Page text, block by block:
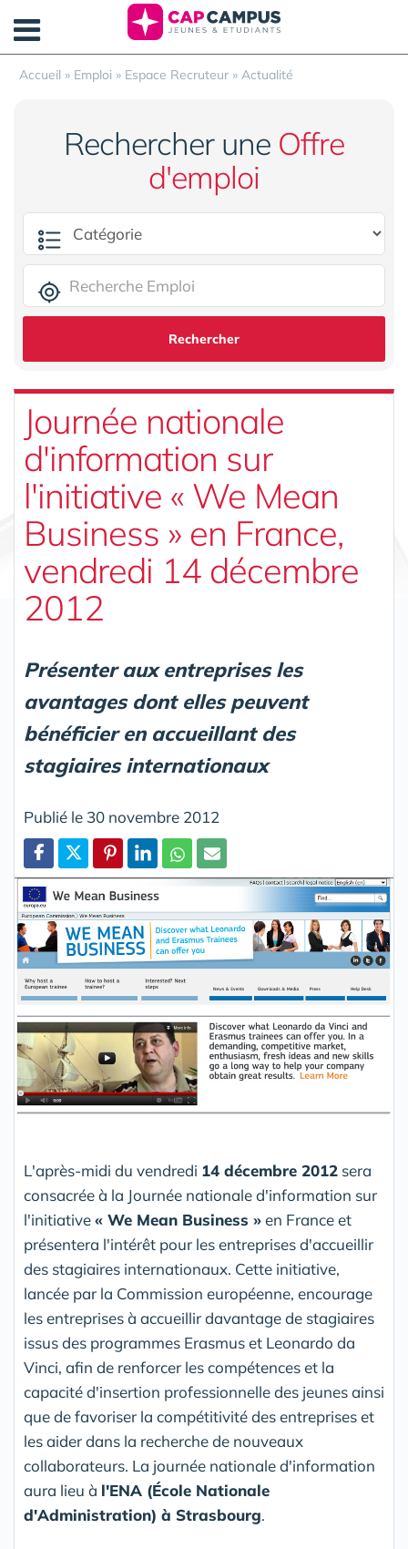
Accueil » Emploi » Espace Recruteur » Actualité
Rechercher une Offre
d'emploi
Rechercher
Journée nationale
d'information sur
l'initiative « We Mean
Business » en France,
vendredi 14 décembre
2012
Présenter aux entreprises les
avantages dont elles peuvent
bénéficier en accueillant des
stagiaires internationaux
Publié le 30 novembre 2012
Partager
L'après-midi du vendredi 14 décembre 2012 sera
consacrée à la Journée nationale d'information sur
l'initiative« We Mean Business »en France et
présentera l'intérêt pour les entreprises d'accueillir
des stagiaires internationaux. Cette initiative,
lancée par la Commission européenne, encourage
les entreprises à accueillir davantage de stagiaires
issus des programmes Erasmus et Leonardo da
Vinci, afin de renforcer les compétences et la
capacité d'insertion professionnelle des jeunes ainsi
que de favoriser la compétitivité des entreprises et
les aider dans la recherche de nouveaux
collaborateurs. La journée nationale d'information
aura lieu à l'ENA (École Nationale
d'Administration) à Strasbourg.
Panneau de gestion des cookies